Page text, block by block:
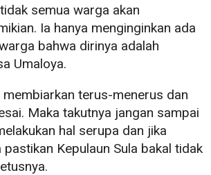
semua warga akan
Ia hanya menginginkan ada
bahwa dirinya adalah
Umaloya.
membiarkan terus-menerus dan
Maka takutnya jangan sampai
hal serupa dan jika
Kepulaun Sula bakal tidak